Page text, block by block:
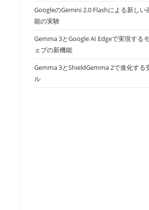
GoogleのGemini 2.0 Flashによる新しい
能の実験
Gemma 3とGoogle AI Edgeで実現する
ェブの新機能
Gemma 3とShieldGemma 2で進化する
ル